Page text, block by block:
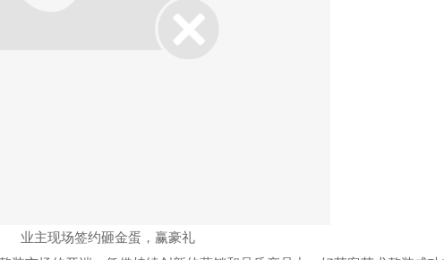
业主现场签约砸金蛋，赢豪礼